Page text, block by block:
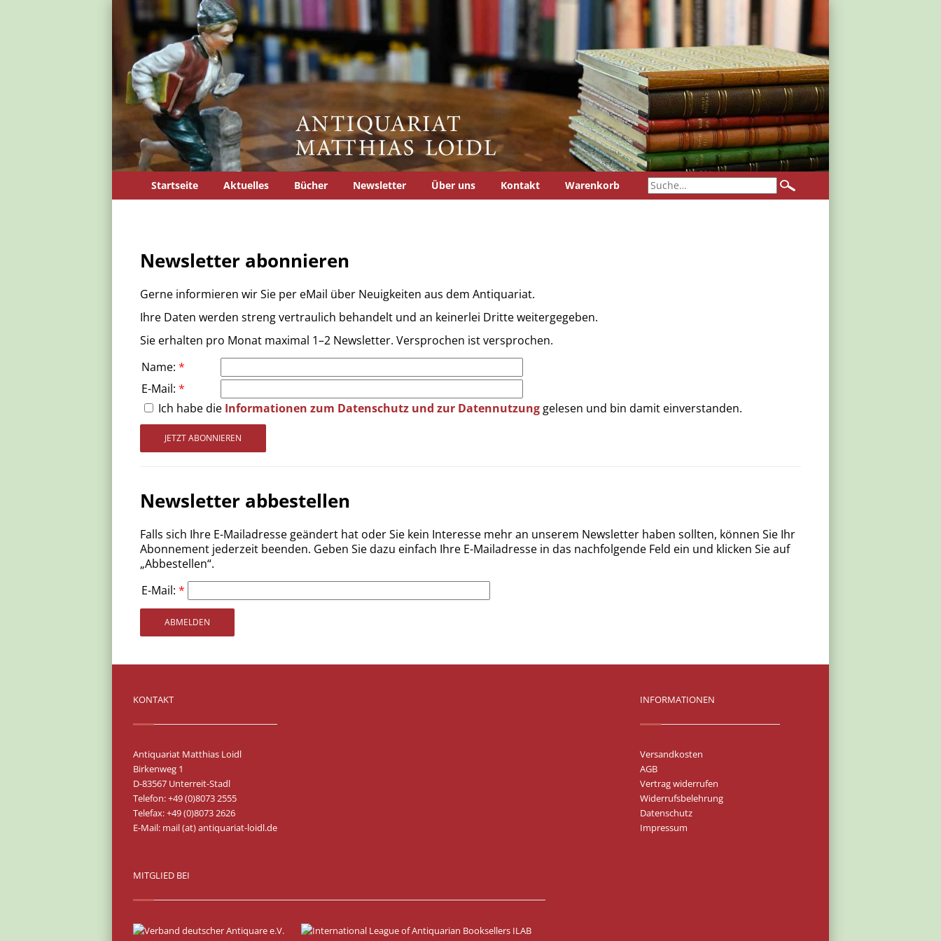
Startseite Aktuelles Bücher Newsletter Über uns Kontakt Warenkorb
Newsletter abonnieren
Gerne informieren wir Sie per eMail über Neuigkeiten aus dem Antiquariat.
Ihre Daten werden streng vertraulich behandelt und an keinerlei Dritte weitergegeben.
Sie erhalten pro Monat maximal 1–2 Newsletter. Versprochen ist versprochen.
Name: *
E-Mail: *
Ich habe die Informationen zum Datenschutz und zur Datennutzung gelesen und bin damit einverstanden.
Newsletter abbestellen
Falls sich Ihre E-Mailadresse geändert hat oder Sie kein Interesse mehr an unserem Newsletter haben sollten, können Sie Ihr
Abonnement jederzeit beenden. Geben Sie dazu einfach Ihre E-Mailadresse in das nachfolgende Feld ein und klicken Sie auf
„Abbestellen“.
E-Mail: *
KONTAKT
Antiquariat Matthias Loidl
Birkenweg 1
D-83567 Unterreit-Stadl
Telefon: +49 (0)8073 2555
Telefax: +49 (0)8073 2626
E-Mail: mail (at) antiquariat-loidl.de
INFORMATIONEN
Versandkosten
AGB
Vertrag widerrufen
Widerrufsbelehrung
Datenschutz
Impressum
MITGLIED BEI